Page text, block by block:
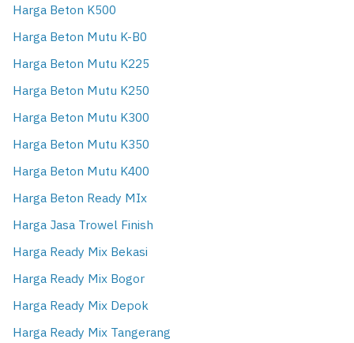
Harga Beton K500
Harga Beton Mutu K-B0
Harga Beton Mutu K225
Harga Beton Mutu K250
Harga Beton Mutu K300
Harga Beton Mutu K350
Harga Beton Mutu K400
Harga Beton Ready MIx
Harga Jasa Trowel Finish
Harga Ready Mix Bekasi
Harga Ready Mix Bogor
Harga Ready Mix Depok
Harga Ready Mix Tangerang